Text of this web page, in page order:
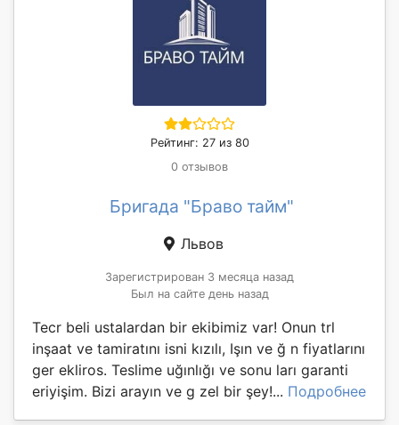
Рейтинг: 27 из 80
0 отзывов
Бригада "Браво тайм"
Львов
Зарегистрирован 3 месяца назад
Был на сайте день назад
Tecr beli ustalardan bir ekibimiz var! Onun trl
inşaat ve tamiratını isni kızılı, Işın ve ğ n fiyatlarını
ger ekliros. Teslime uğınlığı ve sonu ları garanti
eriyişim. Bizi arayın ve g zel bir şey!... Подробнее